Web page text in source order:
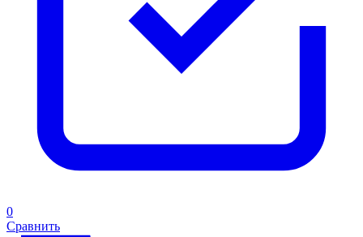
0
Сравнить